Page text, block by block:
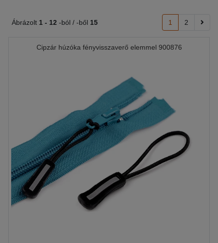
Ábrázolt 1 - 12 -ból / -ből 15 1 2
Cipzár húzóka fényvisszaverő elemmel 900876